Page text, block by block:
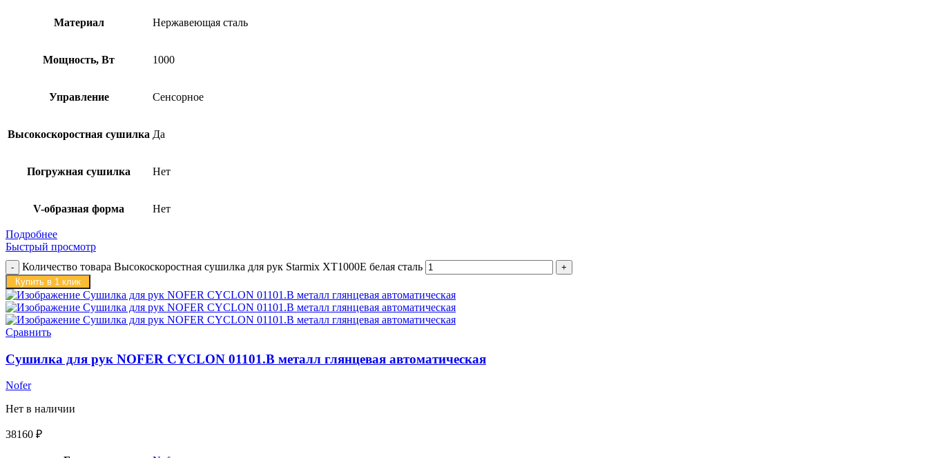
Материал Нержавеющая сталь
Мощность, Вт 1000
Управление Сенсорное
Высокоскоростная сушилка Да
Погружная сушилка Нет
V-образная форма Нет
Подробнее
Быстрый просмотр
Количество товара Высокоскоростная сушилка для рук Starmix XT1000E белая сталь
Купить в 1 клик
Сравнить
Сушилка для рук NOFER CYCLON 01101.B металл глянцевая автоматическая
Nofer
Нет в наличии
38160 ₽